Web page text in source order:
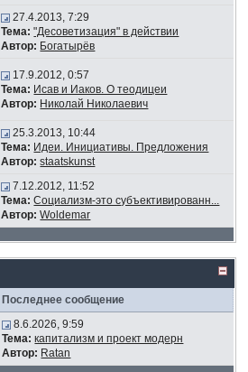
27.4.2013, 7:29
Тема: "Десоветизация" в действии
Автор: Богатырёв
17.9.2012, 0:57
Тема: Исав и Иаков. О теодицеи
Автор: Николай Николаевич
25.3.2013, 10:44
Тема: Идеи. Инициативы. Предложения
Автор: staatskunst
7.12.2012, 11:52
Тема: Социализм-это субъективированн...
Автор: Woldemar
Последнее сообщение
8.6.2026, 9:59
Тема: капитализм и проект модерн
Автор: Ratan